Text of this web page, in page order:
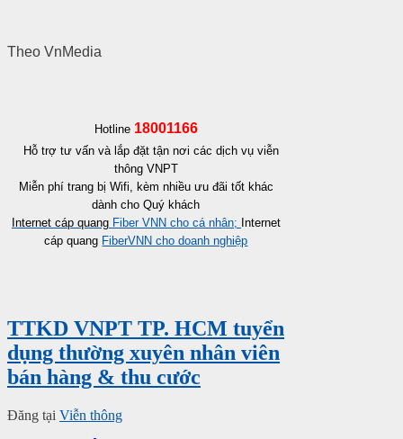
Theo VnMedia
Hotline 18001166
Hỗ trợ tư vấn và lắp đặt tận nơi các dịch vụ viễn
thông VNPT
Miễnphí trang bị Wifi, kèm nhiều ưu đãi tốt khác
dành cho Quý khách
Internet cáp quang Fiber VNN cho cá nhân; Internet
cáp quang FiberVNN cho doanh nghiệp
TTKD VNPT TP. HCM tuyển
dụng thường xuyên nhân viên
bán hàng & thu cước
Đăng tại Viễn thông